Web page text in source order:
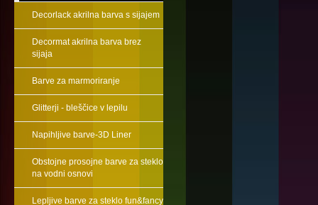
Decorlack akrilna barva s sijajem
Decormat akrilna barva brez
sijaja
Barve za marmoriranje
Glitterji - bleščice v lepilu
Napihljive barve-3D Liner
Obstojne prosojne barve za steklo
na vodni osnovi
Lepljive barve za steklo fun&fancy